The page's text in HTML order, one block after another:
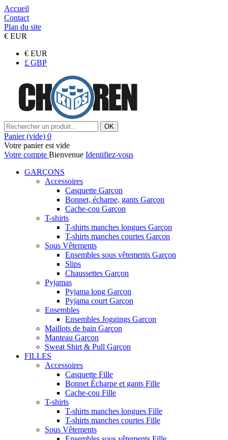
Accueil
Contact
Plan du site
€ EUR
€ EUR
£ GBP
OK
Panier (vide) 0
Votre panier est vide
Votre compte Bienvenue Identifiez-vous
GARÇONS
Accessoires
Casquette Garçon
Bonnet, écharpe, gants Garçon
Cache-cou Garçon
T-shirts
T-shirts manches longues Garçon
T-shirts manches courtes Garçon
Sous Vêtements
Ensembles sous vêtements Garçon
Slips
Chaussettes Garçon
Pyjamas
Pyjama long Garçon
Pyjama court Garçon
Ensembles
Ensembles Joggings Garcon
Maillots de bain Garçon
Manteau Garcon
Sweat Shirt & Pull Garçon
FILLES
Accessoires
Casquette Fille
Bonnet Écharpe et gants Fille
Cache-cou Fille
T-shirts
T-shirts manches longues Fille
T-shirts manches courtes Fille
Sous Vêtements